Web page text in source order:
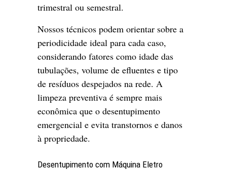
trimestral ou semestral.
Nossos técnicos podem orientar sobre a
periodicidade ideal para cada caso,
considerando fatores como idade das
tubulações, volume de efluentes e tipo
de resíduos despejados na rede. A
limpeza preventiva é sempre mais
econômica que o desentupimento
emergencial e evita transtornos e danos
à propriedade.
Desentupimento com Máquina Eletro